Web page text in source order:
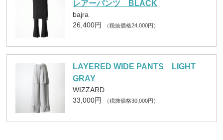
レアーパンツ BLACK
bajra
26,400円
（税抜価格24,000円）
LAYERED WIDE PANTS LIGHT
GRAY
WIZZARD
33,000円
（税抜価格30,000円）